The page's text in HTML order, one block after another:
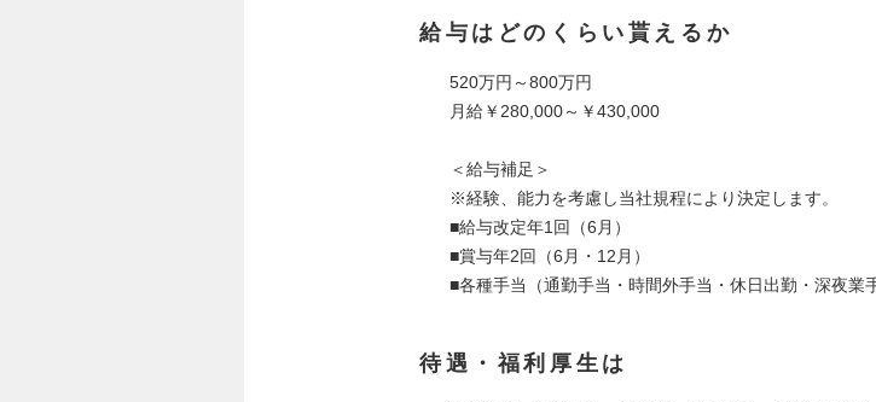
給与はどのくらい貰えるか
520万円～800万円
月給￥280,000～￥430,000
＜給与補足＞
※経験、能力を考慮し当社規程により決定します。
■給与改定年1回（6月）
■賞与年2回（6月・12月）
■各種手当（通勤手当・時間外手当・休日出勤・深夜業
待遇・福利厚生は